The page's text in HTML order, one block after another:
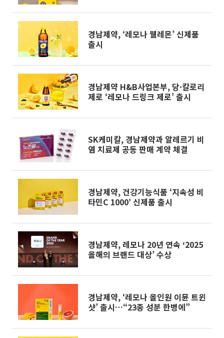
경남제약, ‘레모나 웰레몬’ 신제품
출시
경남제약 H&B사업본부, 당·칼로리
제로 ‘레모나 드링크 제로’ 출시
SK케미칼, 경남제약과 알레르기 비
염 치료제 공동 판매 계약 체결
경남제약, 건강기능식품 ‘지속성 비
타민C 1000’ 신제품 출시
경남제약, 레모나 20년 연속 ‘2025
올해의 브랜드 대상’ 수상
경남제약, ‘레모나 올인원 이뮨 트윈
샷’ 출시…“23종 성분 한병에”